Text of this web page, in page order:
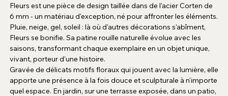
Fleurs est une pièce de design taillée dans de l'acier Corten de
6 mm - un matériau d'exception, né pour affronter les éléments.
Pluie, neige, gel, soleil : là où d'autres décorations s'abîment,
Fleurs se bonifie. Sa patine rouille naturelle évolue avec les
saisons, transformant chaque exemplaire en un objet unique,
vivant, porteur d'une histoire.
Gravée de délicats motifs floraux qui jouent avec la lumière, elle
apporte une présence à la fois douce et sculpturale à n'importe
quel espace. En jardin, sur une terrasse exposée, dans un patio,